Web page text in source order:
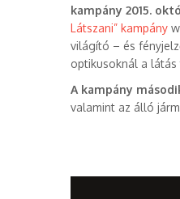
kampány 2015.
Látszani” kampány
világító – és
optikusoknál a
A kampány
valamint az álló